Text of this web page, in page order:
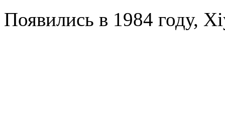
Появились в 1984 году,